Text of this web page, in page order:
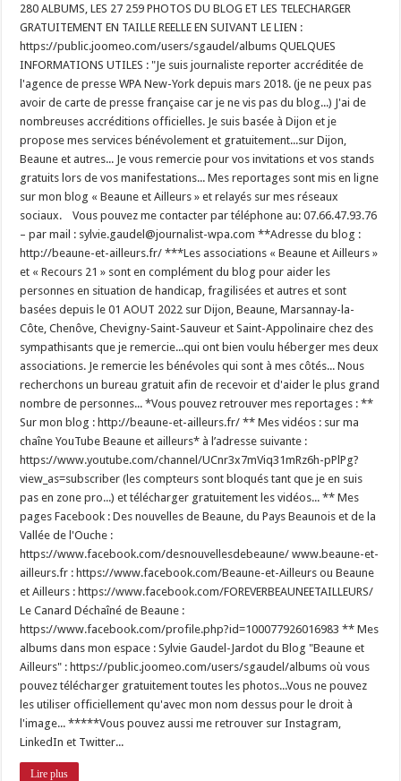
280 ALBUMS, LES 27 259 PHOTOS DU BLOG ET LES TELECHARGER
GRATUITEMENT EN TAILLE REELLE EN SUIVANT LE LIEN :
https://public.joomeo.com/users/sgaudel/albums QUELQUES
INFORMATIONS UTILES : "Je suis journaliste reporter accréditée de
l'agence de presse WPA New-York depuis mars 2018. (je ne peux pas
avoir de carte de presse française car je ne vis pas du blog...) J'ai de
nombreuses accréditions officielles. Je suis basée à Dijon et je
propose mes services bénévolement et gratuitement...sur Dijon,
Beaune et autres... Je vous remercie pour vos invitations et vos stands
gratuits lors de vos manifestations... Mes reportages sont mis en ligne
sur mon blog « Beaune et Ailleurs » et relayés sur mes réseaux
sociaux. Vous pouvez me contacter par téléphone au: 07.66.47.93.76
– par mail : sylvie.gaudel@journalist-wpa.com **Adresse du blog :
http://beaune-et-ailleurs.fr/ ***Les associations « Beaune et Ailleurs »
et « Recours 21 » sont en complément du blog pour aider les
personnes en situation de handicap, fragilisées et autres et sont
basées depuis le 01 AOUT 2022 sur Dijon, Beaune, Marsannay-la-
Côte, Chenôve, Chevigny-Saint-Sauveur et Saint-Appolinaire chez des
sympathisants que je remercie...qui ont bien voulu héberger mes deux
associations. Je remercie les bénévoles qui sont à mes côtés... Nous
recherchons un bureau gratuit afin de recevoir et d'aider le plus grand
nombre de personnes... *Vous pouvez retrouver mes reportages : **
Sur mon blog : http://beaune-et-ailleurs.fr/ ** Mes vidéos : sur ma
chaîne YouTube Beaune et ailleurs* à l’adresse suivante :
https://www.youtube.com/channel/UCnr3x7mViq31mRz6h-pPlPg?
view_as=subscriber (les compteurs sont bloqués tant que je en suis
pas en zone pro...) et télécharger gratuitement les vidéos... ** Mes
pages Facebook : Des nouvelles de Beaune, du Pays Beaunois et de la
Vallée de l'Ouche :
https://www.facebook.com/desnouvellesdebeaune/ www.beaune-et-
ailleurs.fr : https://www.facebook.com/Beaune-et-Ailleurs ou Beaune
et Ailleurs : https://www.facebook.com/FOREVERBEAUNEETAILLEURS/
Le Canard Déchaîné de Beaune :
https://www.facebook.com/profile.php?id=100077926016983 ** Mes
albums dans mon espace : Sylvie Gaudel-Jardot du Blog "Beaune et
Ailleurs" : https://public.joomeo.com/users/sgaudel/albums où vous
pouvez télécharger gratuitement toutes les photos...Vous ne pouvez
les utiliser officiellement qu'avec mon nom dessus pour le droit à
l'image... *****Vous pouvez aussi me retrouver sur Instagram,
LinkedIn et Twitter...
Lire plus